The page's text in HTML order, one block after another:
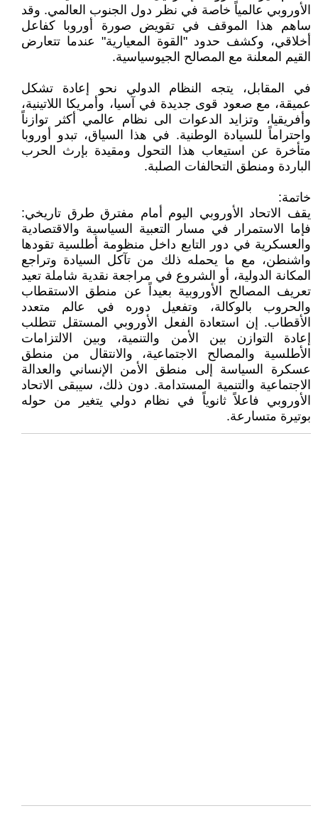
الأوروبي عالمياً خاصة في نظر دول الجنوب العالمي. وقد
ساهم هذا الموقف في تقويض صورة أوروبا كفاعل
أخلاقي، وكشف حدود "القوة المعيارية" عندما تتعارض
القيم المعلنة مع المصالح الجيوسياسية.
في المقابل، يتجه النظام الدولي نحو إعادة تشكل
عميقة، مع صعود قوى جديدة في آسيا، وأمريكا اللاتينية،
وأفريقيا، وتزايد الدعوات الى نظام عالمي أكثر توازناً
واحتراماً للسيادة الوطنية. في هذا السياق، تبدو أوروبا
متأخرة عن استيعاب هذا التحول ومقيدة بإرث الحرب
الباردة ومنطق التحالفات الصلبة.
خاتمة:
يقف الاتحاد الأوروبي اليوم أمام مفترق طرق تاريخي:
فإما الاستمرار في مسار التعبية السياسية والاقتصادية
والعسكرية في دور التابع داخل منظومة أطلسية تقودها
واشنطن، مع ما يحمله ذلك من تآكل السيادة وتراجع
المكانة الدولية، أو الشروع في مراجعة نقدية شاملة تعيد
تعريف المصالح الأوروبية بعيداً عن منطق الاستقطاب
والحروب بالوكالة، وتفعيل دوره في عالم متعدد
الأقطاب. إن استعادة الفعل الأوروبي المستقل تتطلب
إعادة التوازن بين الأمن والتنمية، وبين الالتزامات
الأطلسية والمصالح الاجتماعية، والانتقال من منطق
عسكرة السياسة إلى منطق الأمن الإنساني والعدالة
الاجتماعية والتنمية المستدامة. دون ذلك، سيبقى الاتحاد
الأوروبي فاعلاً ثانوياً في نظام دولي يتغير من حوله
بوتيرة متسارعة.